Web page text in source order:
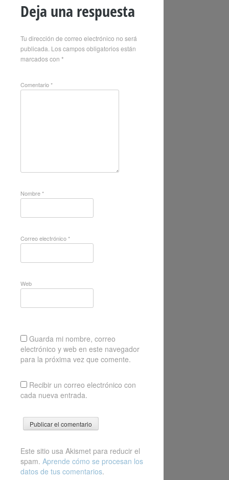
Deja una respuesta
Tu dirección de correo electrónico no será
publicada. Los campos obligatorios están
marcados con *
Comentario*
Nombre*
Correo electrónico*
Web
Guarda mi nombre, correo
electrónico y web en este navegador
para la próxima vez que comente.
Recibir un correo electrónico con
cada nueva entrada.
Este sitio usa Akismet para reducir el
spam. Aprende cómo se procesan los
datos de tus comentarios.